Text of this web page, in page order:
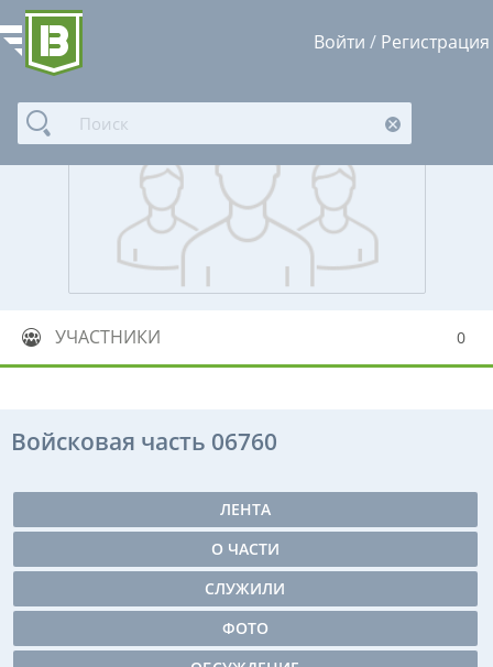
Войти / Регистрация
УЧАСТНИКИ 0
Войсковая часть 06760
ЛЕНТА
О ЧАСТИ
СЛУЖИЛИ
ФОТО